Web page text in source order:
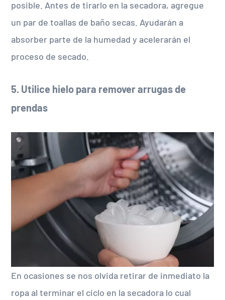
posible. Antes de tirarlo en la secadora, agregue
un par de toallas de baño secas. Ayudarán a
absorber parte de la humedad y acelerarán el
proceso de secado.
5. Utilice hielo para remover arrugas de
prendas
En ocasiones se nos olvida retirar de inmediato la
ropa al terminar el ciclo en la secadora lo cual